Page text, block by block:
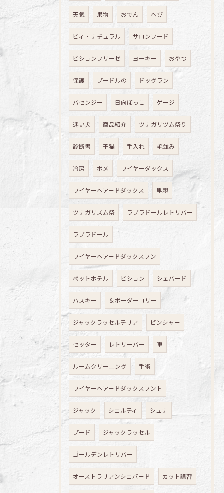
天気 果物 おでん へび
ビィ・ナチュラル サロンフード
ビションフリーゼ ヨーキー おやつ
保護 プードルの ドッグラン
バセンジー 日向ぼっこ ゲージ
迷い犬 商品紹介 ツナガリヅム祭り
診断書 子猫 手入れ 毛並み
冷房 ポメ ワイヤーダックス
ワイヤーヘアードダックス 里親
ツナガリズム祭 ラブラドールレトリバー
ラブラドール
ワイヤーヘアードダックスフン
ペットホテル ビション シェパード
ハスキー ＆ボーダーコリー
ジャックラッセルテリア ピンシャー
セッター レトリーバー 車
ルームクリーニング 手術
ワイヤーヘアードダックスフント
ジャック シェルティ シュナ
プード ジャックラッセル
ゴールデンレトリバー
オーストラリアンシェパード カット講習